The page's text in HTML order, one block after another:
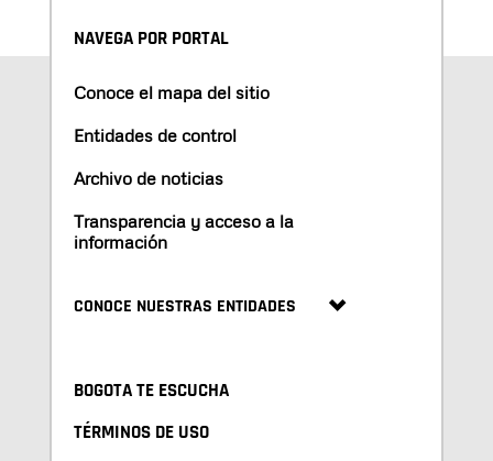
NAVEGA POR PORTAL
Conoce el mapa del sitio
Entidades de control
Archivo de noticias
Transparencia y acceso a la
información
CONOCE NUESTRAS ENTIDADES
BOGOTA TE ESCUCHA
TÉRMINOS DE USO